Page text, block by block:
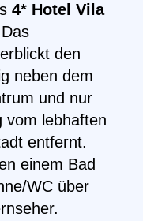
4* Hotel Vila
den
neben dem
und nur
vom lebhaften
entfernt.
einem Bad
WC über